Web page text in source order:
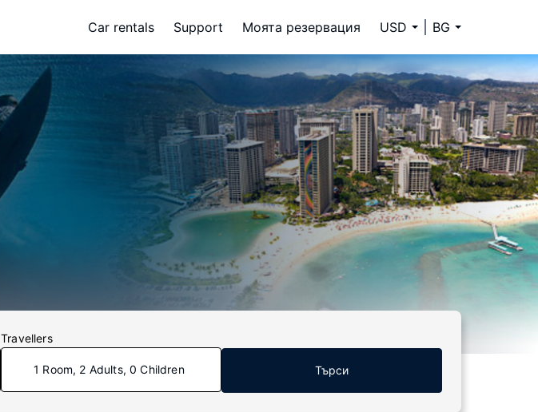
Car rentals Support Моята резервация USD BG
Travellers
1 Room, 2 Adults, 0 Children Търси